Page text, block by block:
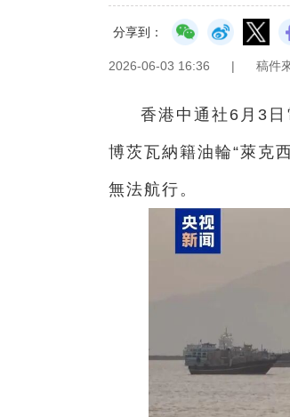
分享到：
2026-06-03 16:36 | 稿件
香港中通社6月3
博茨瓦納籍油輪“萊克
無法航行。